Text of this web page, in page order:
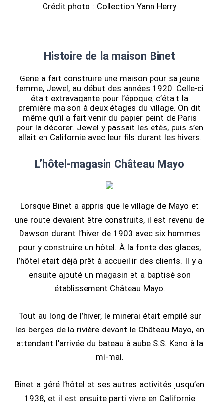
Crédit photo : Collection Yann Herry
Histoire de la maison Binet
Gene a fait construire une maison pour sa jeune
femme, Jewel, au début des années 1920. Celle-ci
était extravagante pour l’époque, c’était la
première maison à deux étages du village. On dit
même qu’il a fait venir du papier peint de Paris
pour la décorer. Jewel y passait les étés, puis s’en
allait en Californie avec leur fils durant les hivers.
L’hôtel-magasin Château Mayo
Lorsque Binet a appris que le village de Mayo et
une route devaient être construits, il est revenu de
Dawson durant l’hiver de 1903 avec six hommes
pour y construire un hôtel. À la fonte des glaces,
l’hôtel était déjà prêt à accueillir des clients. Il y a
ensuite ajouté un magasin et a baptisé son
établissement Château Mayo.
Tout au long de l’hiver, le minerai était empilé sur
les berges de la rivière devant le Château Mayo, en
attendant l’arrivée du bateau à aube S.S. Keno à la
mi-mai.
Binet a géré l’hôtel et ses autres activités jusqu’en
1938, et il est ensuite parti vivre en Californie